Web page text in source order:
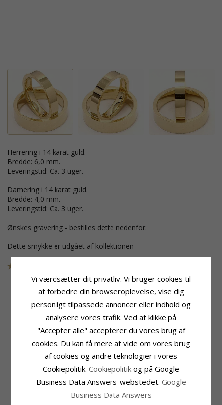
Herrering i 14 karat guld.
Bredde: 6,0 mm.
Leveringstid: Ca. 3 uger.
Damering i 14 karat guld.
Bredde: 4,0 mm.
Leveringstid: Ca. 3 uger.
Ønskes gravering - bestilles dette nedenfor.
Dette smykke er udgået af kollektionen
Produktinformation
Herrering
14
Ædelmetal: Guld
Bredde:6,0 mm
Tykkelse: 2,0 mm
Vægt: 10,6 G
Produktinformation
Damering
14
Ringskinne
Bredde:
4,0 mm
Tykkelse:2,0 mm
Vægt:6,8 G
Vi værdsætter dit privatliv. Vi bruger cookies til
at forbedre din browseroplevelse, vise dig
personligt tilpassede annoncer eller indhold og
analysere vores trafik. Ved at klikke på
"Accepter alle" accepterer du vores brug af
cookies. Du kan få mere at vide om vores brug
af cookies og andre teknologier i vores
Cookiepolitik. Cookiepolitik og på Google
Business Data Answers-webstedet. Google
Business Data Answers